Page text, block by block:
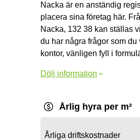
Nacka är en anständig
placera sina företag här.
Nacka, 132 38 kan ställas
du har några frågor som
kontor, vänligen fyll i
Dölj information
Årlig hyra per m²
Årliga driftskostnader